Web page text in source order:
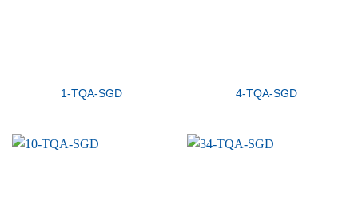
1-TQA-SGD 4-TQA-SGD